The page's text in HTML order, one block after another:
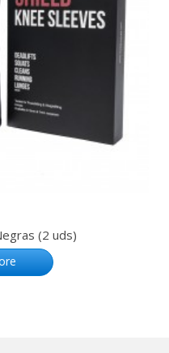
(2 uds)